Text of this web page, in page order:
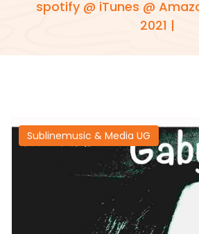
spotify @ iTunes @
2021 |
Sublinemusic & Media UG